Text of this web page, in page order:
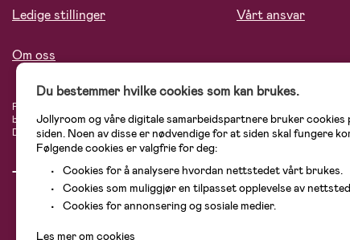
Ledige stillinger
Om oss
Vårt ansvar
På Jollyroom.no finner du et stort utvalg av produkter til barnefamilien.
blant annet barnevogner, bilstoler, klær til barn og baby, produkter til mor,
Didriksons, KidKraft, Ergobaby, Philips Avent, Neonate, Cybex, LEGO og
Du bestemmer hvilke cookies som kan brukes.
Jollyroom og våre digitale samarbeidspartnere bruker cookies
siden. Noen av disse er nødvendige for at siden skal fungere
Følgende cookies er valgfrie for deg:
Cookies for å analysere hvordan nettstedet vårt brukes.
Cookies som muliggjør en tilpasset opplevelse av
Cookies for annonsering og sosiale medier.
Les mer om cookies